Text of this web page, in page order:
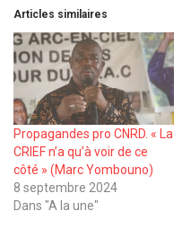
Articles similaires
Propagandes pro CNRD. « La
CRIEF n’a qu’à voir de ce
côté » (Marc Yombouno)
8 septembre 2024
Dans "A la une"